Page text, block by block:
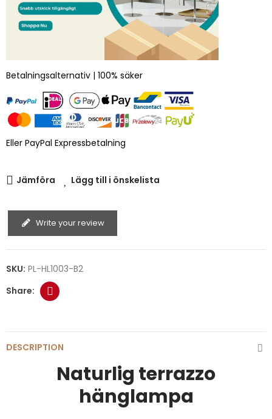
Betalningsalternativ | 100% säker
Eller PayPal Expressbetalning
Jämföra Lägg till i önskelista
Write your review
SKU: PL-HL1003-B2
DESCRIPTION
Naturlig terrazzo
hänglampa